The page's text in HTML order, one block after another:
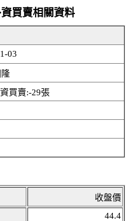
資買賣相關資料
03
資買賣:-29張
收盤價
44.4